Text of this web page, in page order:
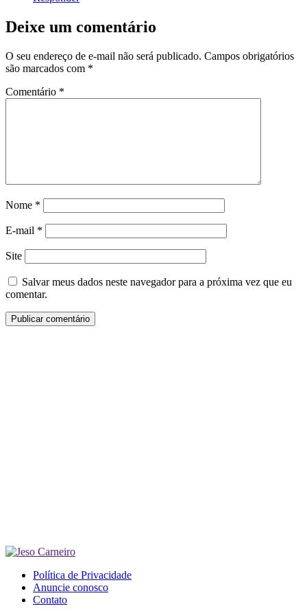
Deixe um comentário
O seu endereço de e-mail não será publicado. Campos obrigatórios
são marcados com *
Comentário *
Nome *
E-mail *
Site
Salvar meus dados neste navegador para a próxima vez que eu
comentar.
Política de Privacidade
Anuncie conosco
Contato